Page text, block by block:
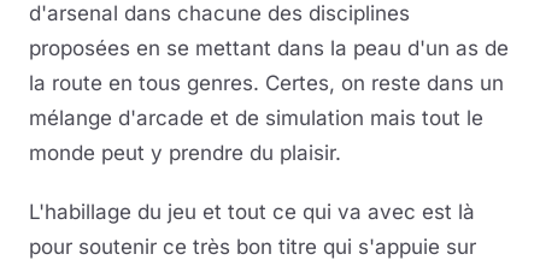
d'arsenal dans chacune des disciplines
proposées en se mettant dans la peau d'un as de
la route en tous genres. Certes, on reste dans un
mélange d'arcade et de simulation mais tout le
monde peut y prendre du plaisir.
L'habillage du jeu et tout ce qui va avec est là
pour soutenir ce très bon titre qui s'appuie sur